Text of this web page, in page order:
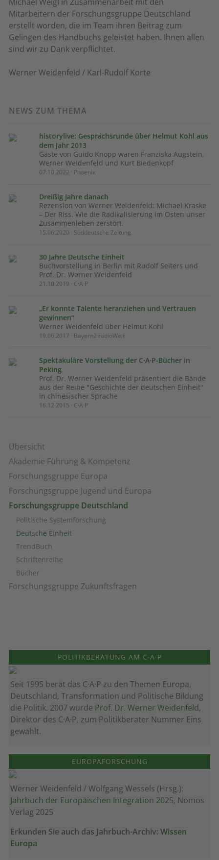
Übersicht
Akademie Führung & Kompetenz
Forschungsgruppe Europa
Forschungsgruppe Jugend und Europa
Forschungsgruppe Deutschland
Politische Systemforschung
Deutsche Einheit
TrendBuch
Schriftenreihe
Bücher
Forschungsgruppe Zukunftsfragen
Mitarbeitern der Forschungsgruppe Deutschland
erstellt worden, die im Team ihren Beitrag zum
Gelingen des Handbuchs geleistet haben. Ihnen allen
sind wir zu Dank verpflichtet.
Werner Weidenfeld / Karl-Rudolf Korte
NEWS ZUM THEMA
historylive: Gesprächsrunde über Helmut Kohl aus
dem Jahr 2013
Gäste von Guido Knopp waren Franziska Augstein,
Werner Weidenfeld und Kurt Biedenkopf
07.10.2022 · Phoenix
Dreißig Jahre danach
Rezension von Werner Weidenfeld: Michael Kraske
– Der Riss. Wie die Radikalisierung im Osten unser
Zusammenleben zerstört.
15.06.2020 · Süddeutsche Zeitung
30 Jahre Deutsche Einheit
Buchvorstellung in Berlin mit Rudolf Seiters und
Prof. Dr. Werner Weidenfeld
21.10.2019 · C·A·P
„Er konnte Talente heranziehen und Vertrauen
gewinnen“
Werner Weidenfeld über Helmut Kohl
19.06.2017 · Bayern2 radioWelt
Spektakuläre Vorstellung der C·A·P-Bücher in
Peking
Prof. Dr. Werner Weidenfeld präsentiert die Bände
aus der Reihe "Geschichte der deutschen Einheit"
in chinesischer Sprache
16.12.2015 · C·A·P
POLITIKBERATUNG AM C·A·P
Seit 1995 berät das C·A·P zu den Themen Europa,
Deutschland, Transformation und Politische Bildung
die Politik. 2007 wurde Prof. Dr. Werner Weidenfeld,
Direktor des C·A·P, zum Politik­berater Nummer Eins
gewählt.
EUROPAFORSCHUNG
Werner Weidenfeld / Wolfgang Wessels (Hrsg.):
Jahrbuch der Europäischen Integration 2025, Nomos
Verlag 2025
Erkunden Sie auch das Jahrbuch-Archiv: Wissen
Europa